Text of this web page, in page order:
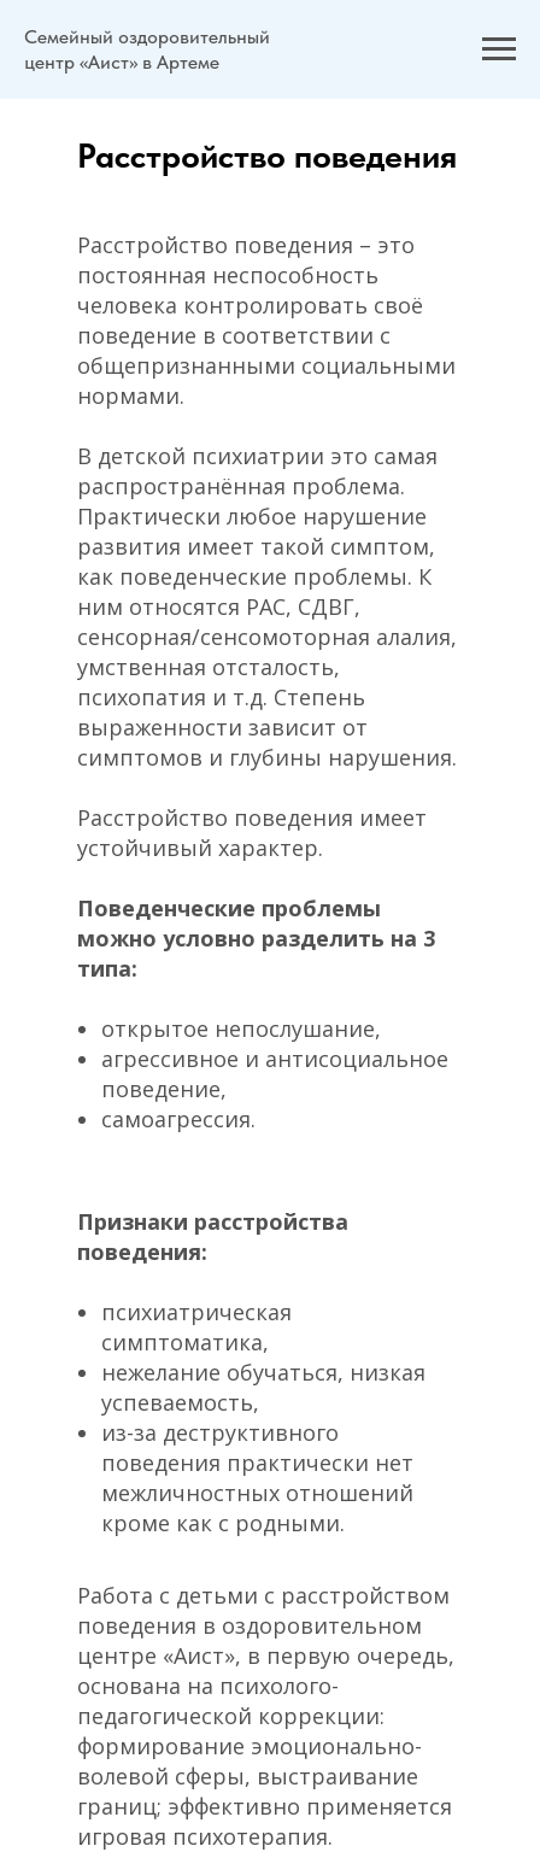
Семейный оздоровительный
центр «Аист» в Артеме
Расстройство поведения
Расстройство поведения – это
постоянная неспособность
человека контролировать своё
поведение в соответствии с
общепризнанными социальными
нормами.
В детской психиатрии это самая
распространённая проблема.
Практически любое нарушение
развития имеет такой симптом,
как поведенческие проблемы. К
ним относятся РАС, СДВГ,
сенсорная/сенсомоторная алалия,
умственная отсталость,
психопатия и т.д. Степень
выраженности зависит от
симптомов и глубины нарушения.
Расстройство поведения имеет
устойчивый характер.
Поведенческие проблемы
можно условно разделить на 3
типа:
открытое непослушание,
агрессивное и антисоциальное
поведение,
самоагрессия.
Признаки расстройства
поведения:
психиатрическая
симптоматика,
нежелание обучаться, низкая
успеваемость,
из-за деструктивного
поведения практически нет
межличностных отношений
кроме как с родными.
Работа с детьми с расстройством
поведения в оздоровительном
центре «Аист», в первую очередь,
основана на психолого-
педагогической коррекции:
формирование эмоционально-
волевой сферы, выстраивание
границ; эффективно применяется
игровая психотерапия.